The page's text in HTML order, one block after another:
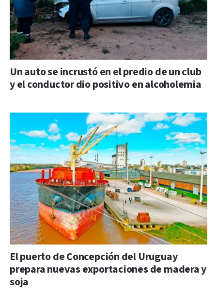
Un auto se incrustó en el predio de un club
y el conductor dio positivo en alcoholemia
El puerto de Concepción del Uruguay
prepara nuevas exportaciones de madera y
soja